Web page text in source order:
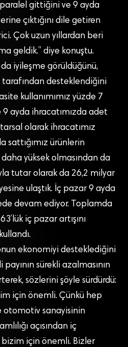
gittiğini ve 9 ayda
çıktığını dile getiren
Çok uzun yıllardan beri
geldik.” diye konuştu.
iyileşme görüldüğünü,
desteklendiğini
kullanımımız yüzde 7
9 ayda ihracatımızda adet
olarak ihracatımız
sattığımız ürünlerin
yüksek olmasından da
tutar olarak da 26,2 milyar
ulaştık. İç pazar 9 ayda
devam ediyor. Toplamda
iç pazar artışını
ekonomiyi desteklediğini
sürekli azalmasının
sözlerini şöyle sürdürdü:
için önemli. Çünkü hep
otomotiv sanayisinin
açısından iç
bizim için önemli. Bizler